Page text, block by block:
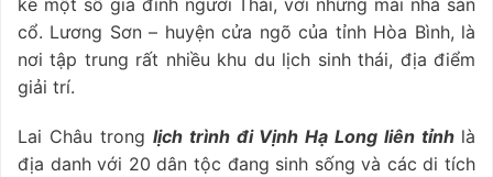
cổ. Lương Sơn – huyện cửa ngõ của tỉnh Hòa Bình, là
nơi tập trung rất nhiều khu du lịch sinh thái, địa điểm
giải trí.
Lai Châu trong lịch trình đi Vịnh Hạ Long liên tỉnh là
địa danh với 20 dân tộc đang sinh sống và các di tích